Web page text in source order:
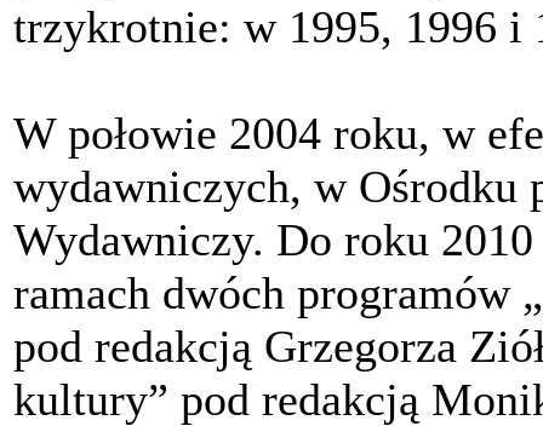
trzykrotnie: w 1995, 1996 i
W połowie 2004 roku, w
wydawniczych, w Ośrodku
Wydawniczy. Do roku
ramach dwóch programów
pod redakcją Grzegorza
kultury” pod redakcją